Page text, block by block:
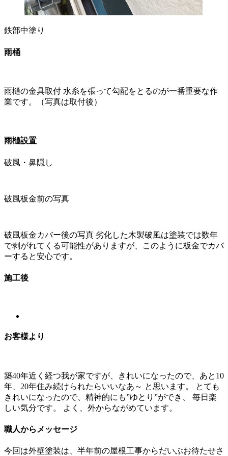
鉄部中塗り
雨桶
雨樋の金具取付 水糸を張って勾配をとるのが一番重要な作
業です。（写真は取付後）
雨樋設置
破風・鼻隠し
破風板金前の写真
破風板金カバー後の写真 劣化した木製破風は塗装では数年
で剥がれてくる可能性がありますが、このように板金でカバ
ーすると安心です。
施工後
お客様より
築40年近く経つ我が家ですが、きれいになったので、あと10
年、20年住み続けられたらいいなあ～ と思います。 とても
きれいになったので、精神的にも”ゆとり”ができ、 毎日楽
しい気分です。 よく、外からながめています。
職人からメッセージ
今回は外壁塗装は、半年前の屋根工事からだいぶお待たせさ